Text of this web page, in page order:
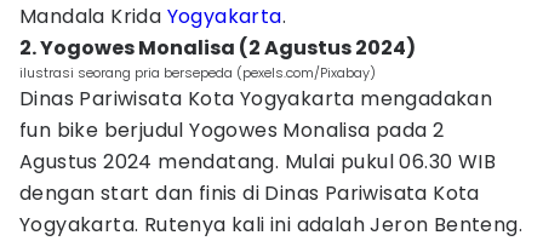
Mandala Krida Yogyakarta.
2. Yogowes Monalisa (2 Agustus 2024)
ilustrasi seorang pria bersepeda (pexels.com/Pixabay)
Dinas Pariwisata Kota Yogyakarta mengadakan
fun bike berjudul Yogowes Monalisa pada 2
Agustus 2024 mendatang. Mulai pukul 06.30 WIB
dengan start dan finis di Dinas Pariwisata Kota
Yogyakarta. Rutenya kali ini adalah Jeron Benteng.